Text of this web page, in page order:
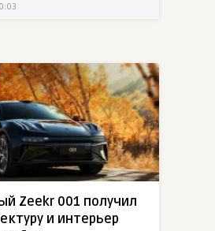
Zeekr 001 получил
и интерьер